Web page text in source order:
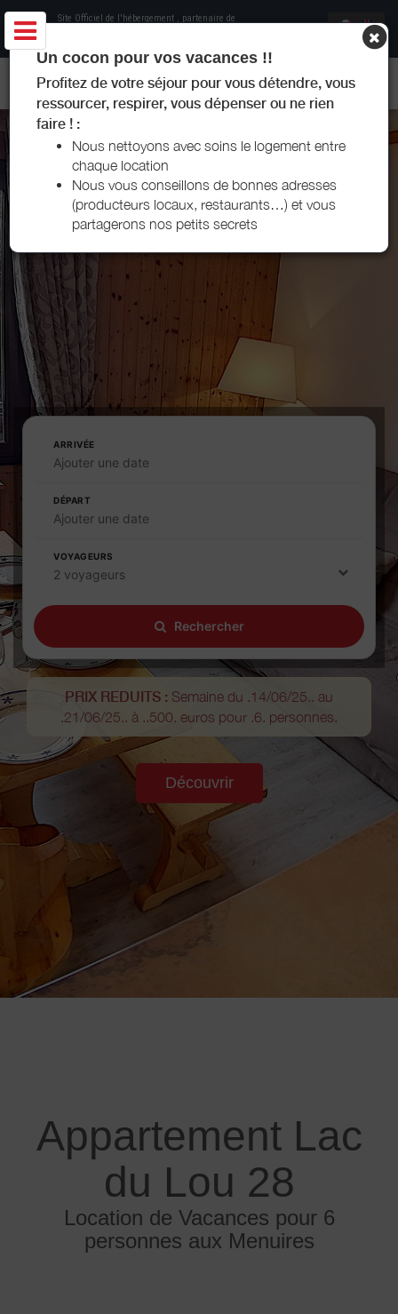
Site Officiel de l'hébergement , partenaire de
APPARTEMENT COSNARD LES MENUIRES
Un cocon pour vos vacances !!
Profitez de votre séjour pour vous détendre, vous
ressourcer, respirer, vous dépenser ou ne rien
faire ! :
Nous nettoyons avec soins le logement entre
chaque location
Nous vous conseillons de bonnes adresses
(producteurs locaux, restaurants…) et vous
partagerons nos petits secrets
ARRIVÉE
Ajouter une date
DÉPART
Ajouter une date
VOYAGEURS
2 voyageurs
Rechercher
PRIX REDUITS : Semaine du .14/06/25.. au
.21/06/25.. à ..500. euros pour .6. personnes.
Découvrir
Appartement Lac
du Lou 28
Location de Vacances pour 6
personnes aux Menuires